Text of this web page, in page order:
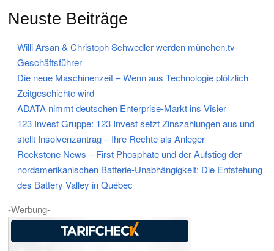
Neuste Beiträge
Willi Arsan & Christoph Schwedler werden münchen.tv-
Geschäftsführer
Die neue Maschinenzeit – Wenn aus Technologie plötzlich
Zeitgeschichte wird
ADATA nimmt deutschen Enterprise-Markt ins Visier
123 Invest Gruppe: 123 Invest setzt Zinszahlungen aus und
stellt Insolvenzantrag – Ihre Rechte als Anleger
Rockstone News – First Phosphate und der Aufstieg der
nordamerikanischen Batterie-Unabhängigkeit: Die Entstehung
des Battery Valley in Québec
-Werbung-